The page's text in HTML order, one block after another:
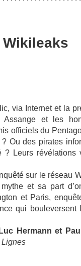
via Internet et la
Assange et les
officiels du
Ou des pirates
? Leurs révélations
sur le réseau
et sa part
et Paris,
qui bouleversent
Hermann et
Lignes